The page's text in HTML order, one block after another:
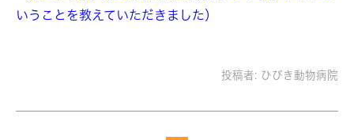
いうことを教えていただきました）
投稿者: ひびき動物病院